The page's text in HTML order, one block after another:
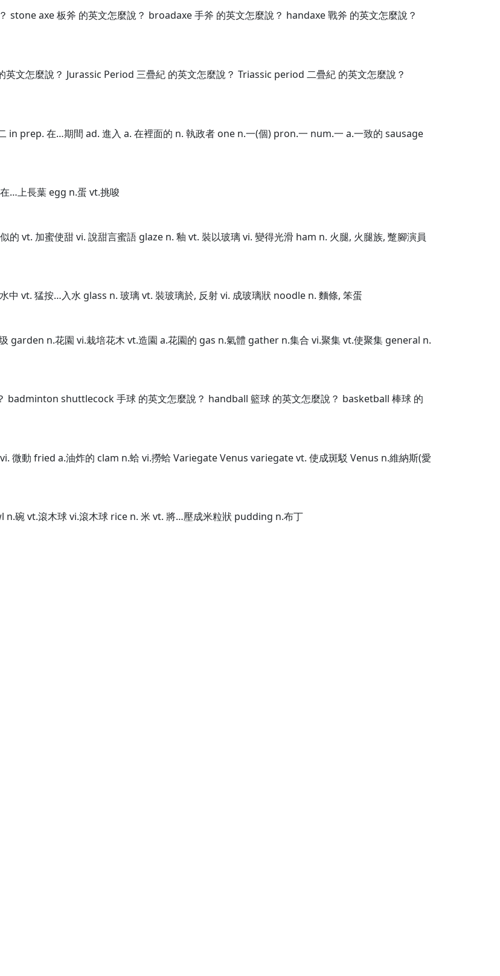
stone axe 板斧 的英文怎麼說？ broadaxe 手斧 的英文怎麼說？ handaxe 戰斧 的英文怎麼說？
文怎麼說？ Jurassic Period 三疊紀 的英文怎麼說？ Triassic period 二疊紀 的英文怎麼說？
in prep. 在…期間 ad. 進入 a. 在裡面的 n. 執政者 one n.一(個) pron.一 num.一 a.一致的 sausage
…上長葉 egg n.蛋 vt.挑唆
vt. 加蜜使甜 vi. 說甜言蜜語 glaze n. 釉 vt. 裝以玻璃 vi. 變得光滑 ham n. 火腿, 火腿族, 蹩腳演員
vt. 猛按…入水 glass n. 玻璃 vt. 裝玻璃於, 反射 vi. 成玻璃狀 noodle n. 麵條, 笨蛋
garden n.花園 vi.栽培花木 vt.造園 a.花園的 gas n.氣體 gather n.集合 vi.聚集 vt.使聚集 general n.
badminton shuttlecock 手球 的英文怎麼說？ handball 籃球 的英文怎麼說？ basketball 棒球 的
微動 fried a.油炸的 clam n.蛤 vi.撈蛤 Variegate Venus variegate vt. 使成斑駁 Venus n.維納斯(愛
碗 vt.滾木球 vi.滾木球 rice n. 米 vt. 將…壓成米粒狀 pudding n.布丁